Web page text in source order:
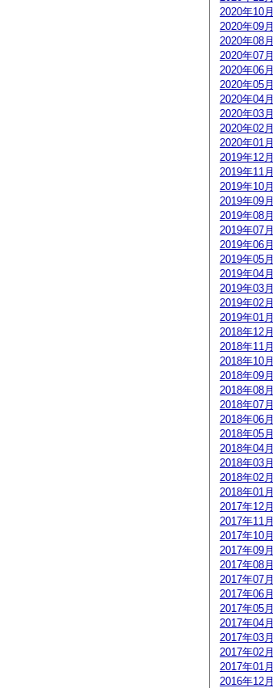
2020年10月
2020年09月
2020年08月
2020年07月
2020年06月
2020年05月
2020年04月
2020年03月
2020年02月
2020年01月
2019年12月
2019年11月
2019年10月
2019年09月
2019年08月
2019年07月
2019年06月
2019年05月
2019年04月
2019年03月
2019年02月
2019年01月
2018年12月
2018年11月
2018年10月
2018年09月
2018年08月
2018年07月
2018年06月
2018年05月
2018年04月
2018年03月
2018年02月
2018年01月
2017年12月
2017年11月
2017年10月
2017年09月
2017年08月
2017年07月
2017年06月
2017年05月
2017年04月
2017年03月
2017年02月
2017年01月
2016年12月